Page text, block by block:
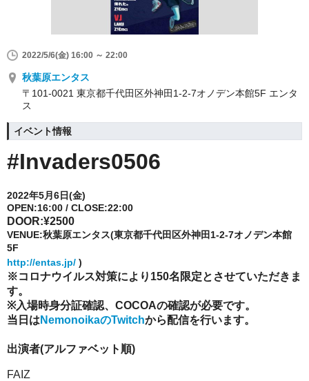
2022/5/6(金) 16:00 ～ 22:00
秋葉原エンタス
〒101-0021 東京都千代田区外神田1-2-7オノデン本館5F エンタ
ス
イベント情報
#Invaders0506
2022年5月6日(金)
OPEN:16:00 / CLOSE:22:00
DOOR:¥2500
VENUE:秋葉原エンタス(東京都千代田区外神田1-2-7オノデン本館
5F
http://entas.jp/ )
※コロナウイルス対策により150名限定とさせていただきま
す。
※入場時身分証確認、COCOAの確認が必要です。
当日は NemonoikaのTwitchから配信を行います。
出演者(アルファベット順)
FAIZ